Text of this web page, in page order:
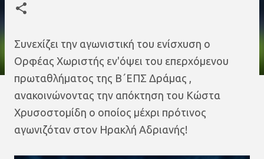
Συνεχίζει την αγωνιστική του ενίσχυση ο
Ορφέας Χωριστής εν'όψει του επερχόμενου
πρωταθλήματος της Β΄ΕΠΣ Δράμας ,
ανακοινώνοντας την απόκτηση του Κώστα
Χρυσοστομίδη ο οποίος μέχρι πρότινος
αγωνιζόταν στον Ηρακλή Αδριανής!